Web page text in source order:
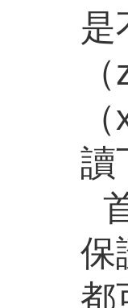
是
讀
保
都